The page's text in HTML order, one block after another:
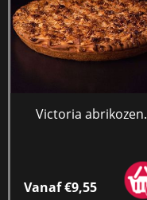
Victoria abrikozen.
Vanaf €9,55